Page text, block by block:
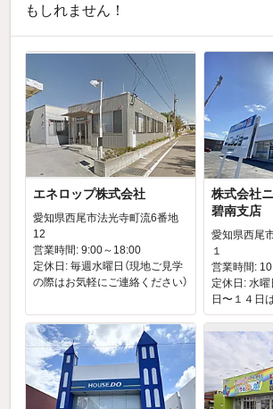
もしれません！
エネロップ株式会社
愛知県西尾市法光寺町流6番地
12
営業時間: 9:00～18:00
定休日: 毎週水曜日（現地ご見学
の際はお気軽にご連絡ください）
株式会社
碧南支店
愛知県西尾
１
営業時間:
定休日: 水曜
日〜１４日